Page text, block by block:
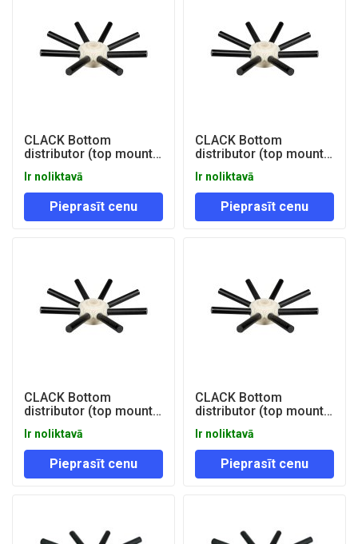
CLACK Bottom
distributor (top mount)
Ir noliktavā
Pieprasīt cenu
CLACK Bottom
distributor (top mount)
Ir noliktavā
Pieprasīt cenu
CLACK Bottom
distributor (top mount)
Ir noliktavā
Pieprasīt cenu
CLACK Bottom
distributor (top mount)
Ir noliktavā
Pieprasīt cenu